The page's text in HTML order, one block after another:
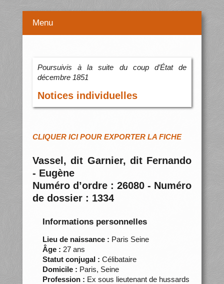
Menu
Poursuivis à la suite du coup d’État de
décembre 1851
Notices individuelles
CLIQUER ICI POUR EXPORTER LA FICHE
Vassel, dit Garnier, dit Fernando
- Eugène
Numéro d’ordre : 26080 - Numéro
de dossier : 1334
Informations personnelles
Lieu de naissance : Paris Seine
Âge : 27 ans
Statut conjugal : Célibataire
Domicile : Paris, Seine
Profession : Ex sous lieutenant de hussards